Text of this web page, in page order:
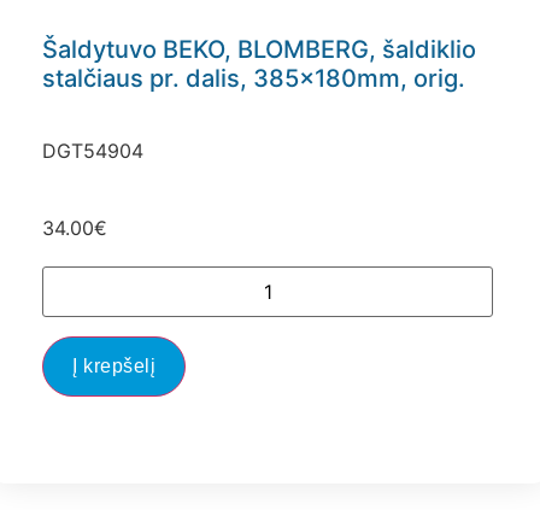
Šaldytuvo BEKO, BLOMBERG, šaldiklio
stalčiaus pr. dalis, 385x180mm, orig.
DGT54904
34.00€
Į krepšelį